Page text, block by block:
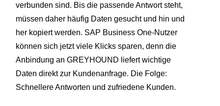
Changelog
Entwicklungsressourcen
Lizenzinformationen
Status
verbunden sind. Bis die passende Antwort steht,
müssen daher häufig Daten gesucht und hin und
her kopiert werden. SAP Business One-Nutzer
können sich jetzt viele Klicks sparen, denn die
Anbindung an GREYHOUND liefert wichtige
Daten direkt zur Kundenanfrage. Die Folge:
Schnellere Antworten und zufriedene Kunden.